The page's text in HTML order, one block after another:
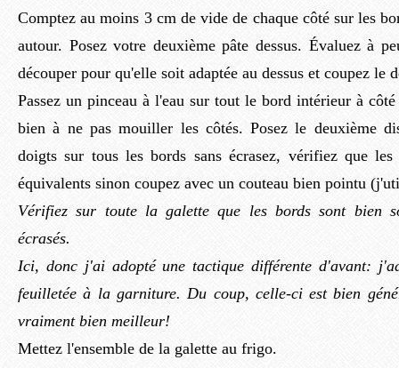
Comptez au moins 3 cm de vide de chaque côté sur les
autour. Posez votre deuxième pâte dessus. Évaluez à
découper pour qu'elle soit adaptée au dessus et coupez le
Passez un pinceau à l'eau sur tout le bord intérieur à
bien à ne pas mouiller les côtés. Posez le deuxième
doigts sur tous les bords sans écrasez, vérifiez que
équivalents sinon coupez avec un couteau bien pointu
Vérifiez sur toute la galette que les bords sont bien
écrasés.
Ici, donc j'ai adopté une tactique différente d'avant:
feuilletée à la garniture. Du coup, celle-ci est bien
vraiment bien meilleur!
Mettez l'ensemble de la galette au frigo.